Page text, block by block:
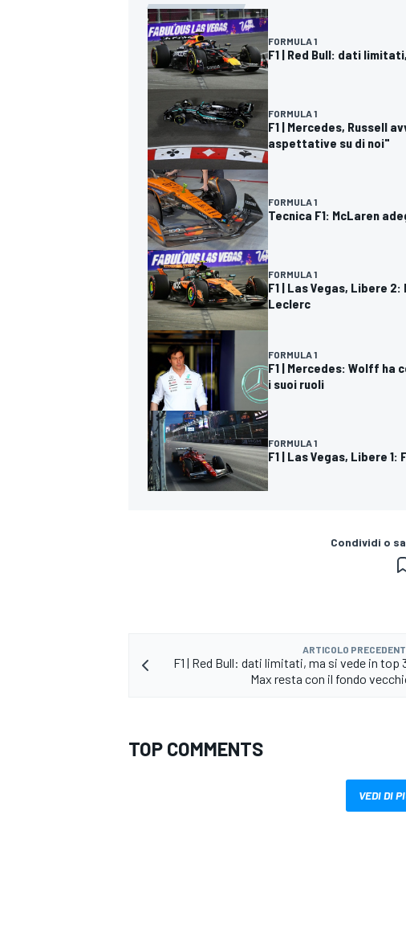
MONOMARCA
FORMULA 1
F1 | Red Bull: dati
FORMULA 1
F1 | Mercedes, Russell
aspettative su di noi"
FORMULA 1
Tecnica F1: McLaren
FORMULA 1
F1 | Las Vegas, Libere
Leclerc
FORMULA 1
F1 | Mercedes: Wolff ha
i suoi ruoli
FORMULA 1
F1 | Las Vegas, Libere
Condividi o
ARTICOLO
F1 | Red Bull: dati limitati, ma si vede in top
Max resta con il fondo
TOP COMMENTS
VEDI DI